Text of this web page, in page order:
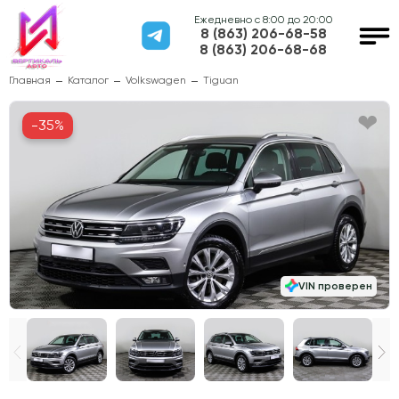
Ежедневно с 8:00 до 20:00
8 (863) 206-68-58
8 (863) 206-68-68
Главная Каталог Volkswagen Tiguan
VIN проверен
-35%